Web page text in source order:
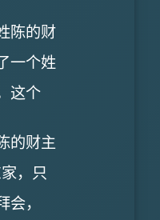
的财
一个姓
这个
的财主
，只
，